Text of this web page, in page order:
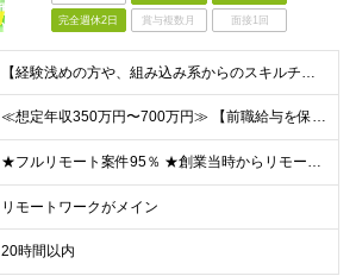
完全週休2日 賞与複数月 面接1回
【経験浅めの方や、組み込み系からのスキルチェンジ大歓迎！】 ■何かしらの開発経験をお持ちの方（言語不問） └テスター・ローコード開発のみや、 C言語での組み込み開発経験でも大歓迎です！ ■本社
≪想定年収350万円〜700万円≫ 【前職給与を保証・考慮】 ご経験やスキルに応じて優遇いたします！ ★経験が浅い方も前職の給与水準をしっかり考慮。面接にてご相談の上、納得のいく条件でスタートできま
★フルリモート案件95％ ★創業当時からリモートワークに注力 勤務は自宅または中目黒オフィスが中心となります。 案件の約9割は受託開発ですが、 一部案件では首都圏のクライアント先で勤務いただく場合が
リモートワークがメイン
20時間以内